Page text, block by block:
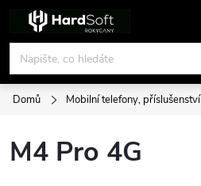
obsah
Domů Mobilní telefony, příslušenství
M4 Pro 4G